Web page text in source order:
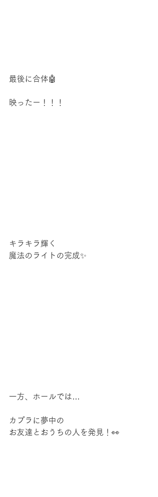
最後に合体🤖
映ったー！！！
キラキラ輝く
魔法のライトの完成✨
一方、ホールでは…
カプラに夢中の
お友達とおうちの人を発見！👀